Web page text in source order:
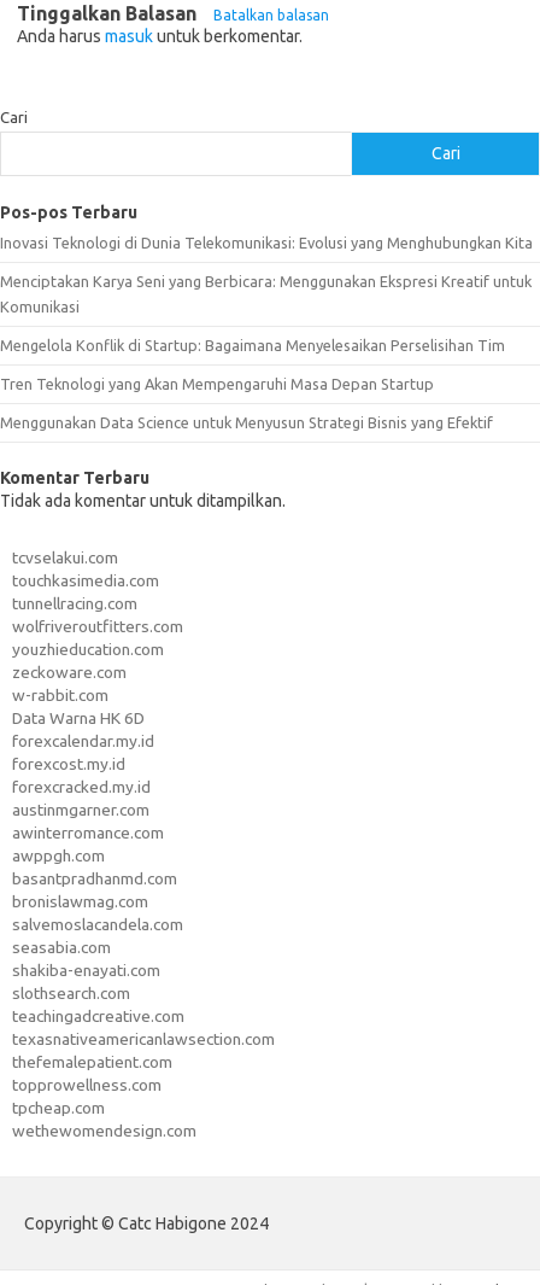
Tinggalkan Balasan Batalkan balasan
Anda harus masukuntuk berkomentar.
Cari
Cari
Pos-pos Terbaru
Inovasi Teknologi di Dunia Telekomunikasi: Evolusi yang Menghubungkan Kita
Menciptakan Karya Seni yang Berbicara: Menggunakan Ekspresi Kreatif untuk
Komunikasi
Mengelola Konflik di Startup: Bagaimana Menyelesaikan Perselisihan Tim
Tren Teknologi yang Akan Mempengaruhi Masa Depan Startup
Menggunakan Data Science untuk Menyusun Strategi Bisnis yang Efektif
Komentar Terbaru
Tidak ada komentar untuk ditampilkan.
tcvselakui.com
touchkasimedia.com
tunnellracing.com
wolfriveroutfitters.com
youzhieducation.com
zeckoware.com
w-rabbit.com
Data Warna HK 6D
forexcalendar.my.id
forexcost.my.id
forexcracked.my.id
austinmgarner.com
awinterromance.com
awppgh.com
basantpradhanmd.com
bronislawmag.com
salvemoslacandela.com
seasabia.com
shakiba-enayati.com
slothsearch.com
teachingadcreative.com
texasnativeamericanlawsection.com
thefemalepatient.com
topprowellness.com
tpcheap.com
wethewomendesign.com
Copyright © Catc Habigone 2024